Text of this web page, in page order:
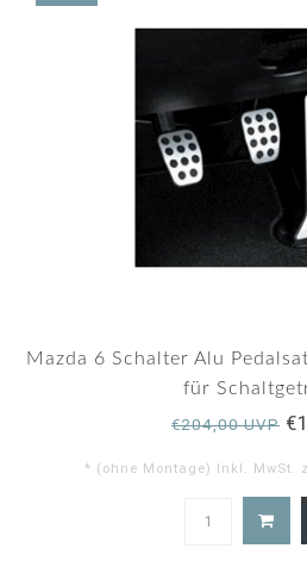
Mazda 6 Schalter Alu
für
€204,00 UVP
* (ohne Montage) Inkl. MwSt.